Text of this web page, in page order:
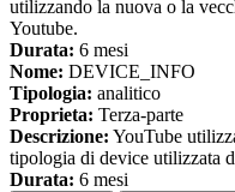
utilizzando la nuova o la
Youtube.
Durata: 6 mesi
Nome: DEVICE_INFO
Tipologia: analitico
Proprieta: Terza-parte
Descrizione: YouTube
tipologia di device utilizzata
Durata: 6 mesi